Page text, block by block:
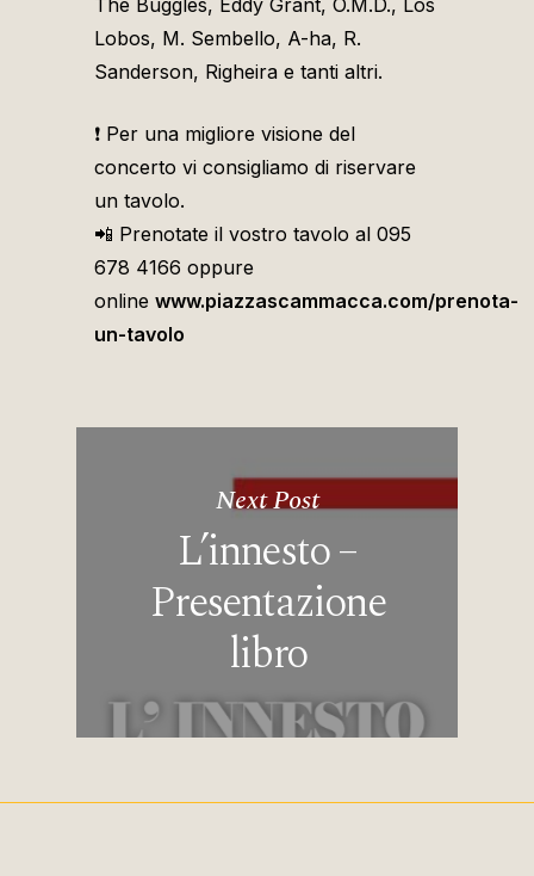
Lobos, M. Sembello, A-ha, R.
Sanderson, Righeira e tanti altri.
❗ Per una migliore visione del
concerto vi consigliamo di riservare
un tavolo.
📲 Prenotate il vostro tavolo al 095
678 4166 oppure
online www.piazzascammacca.com/prenota-
un-tavolo
Next Post
L’innesto –
Presentazione
libro